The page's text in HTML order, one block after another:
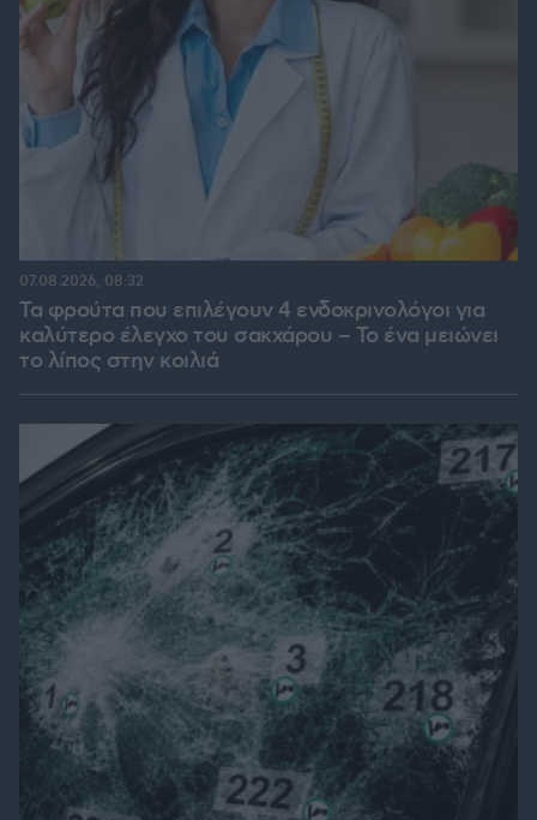
Τα φρούτα που επιλέγουν 4 ενδοκρινολόγοι για
καλύτερο έλεγχο του σακχάρου – Το ένα μειώνει
το λίπος στην κοιλιά
07.08.2026, 08:32